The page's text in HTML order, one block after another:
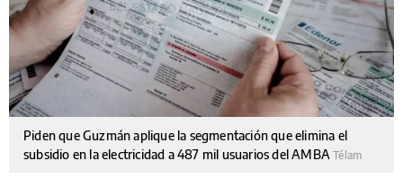
Piden que Guzmán aplique la segmentación que elimina el
subsidio en la electricidad a 487 mil usuarios del AMBATélam